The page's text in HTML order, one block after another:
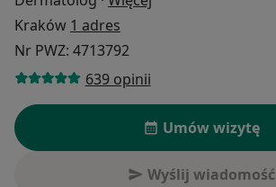
Kraków 1 adres
Nr PWZ: 4713792
639 opinii
Umów wizytę
Wyślij wiadomość